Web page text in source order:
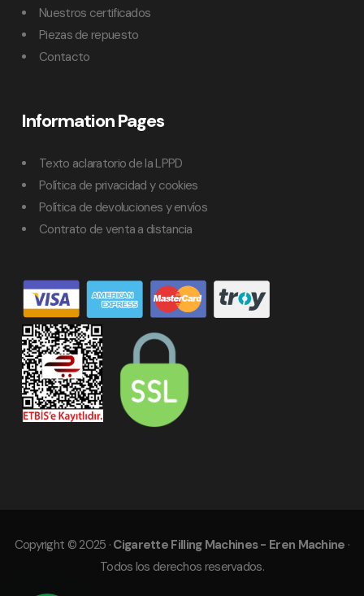
Nuestros certificados
Piezas de repuesto
Contacto
Information Pages
Texto aclaratorio de la LPPD
Política de privacidad y cookies
Política de devoluciones y envíos
Contrato de venta a distancia
Copyright © 2025 · Cigarette Filling Machines - Eren Machine ·
Todos los derechos reservados.